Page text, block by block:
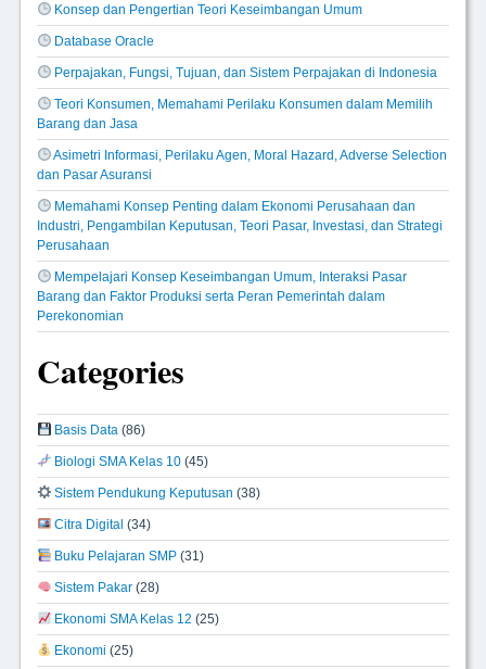
Konsep dan Pengertian Teori Keseimbangan Umum
Database Oracle
Perpajakan, Fungsi, Tujuan, dan Sistem Perpajakan di Indonesia
Teori Konsumen, Memahami Perilaku Konsumen dalam Memilih
Barang dan Jasa
Asimetri Informasi, Perilaku Agen, Moral Hazard, Adverse Selection
dan Pasar Asuransi
Memahami Konsep Penting dalam Ekonomi Perusahaan dan
Industri, Pengambilan Keputusan, Teori Pasar, Investasi, dan Strategi
Perusahaan
Mempelajari Konsep Keseimbangan Umum, Interaksi Pasar
Barang dan Faktor Produksi serta Peran Pemerintah dalam
Perekonomian
Categories
Basis Data (86)
Biologi SMA Kelas 10 (45)
Sistem Pendukung Keputusan (38)
Citra Digital (34)
Buku Pelajaran SMP (31)
Sistem Pakar (28)
Ekonomi SMA Kelas 12 (25)
Ekonomi (25)